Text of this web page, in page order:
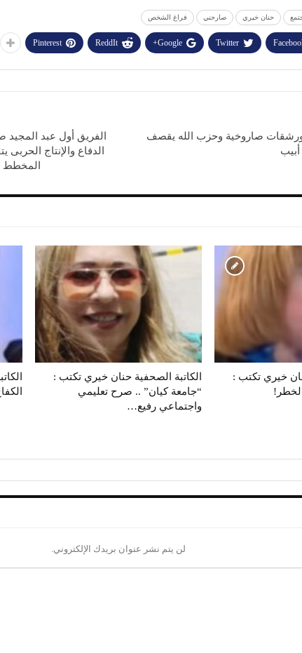
حنان خيري صارحني فراغ الشخص
Twitter
Google+
ReddIt
Pinterest
صاروخية وحزب الله يقصف
الفريق أول عبد المجيد
الدفاع والإنتاج
المخطط
خيري تكتب :
الكاتبة الصحفية حنان خيري تكتب :
“جامعة كيان” .. صرح تعليمي
واجتماعي رفيع…
لن يتم نشر عنوان بريدك الإلكتروني.